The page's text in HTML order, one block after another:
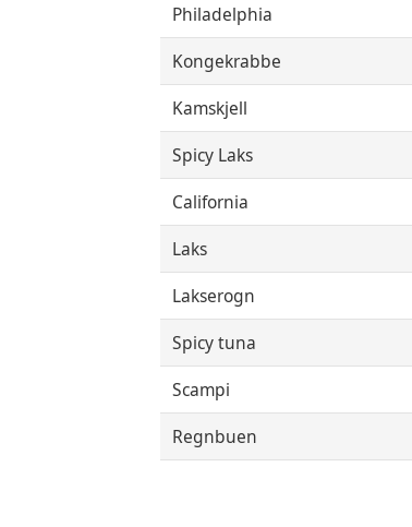
Philadelphia
Kongekrabbe
Kamskjell
Spicy Laks
California
Laks
Lakserogn
Spicy tuna
Scampi
Regnbuen